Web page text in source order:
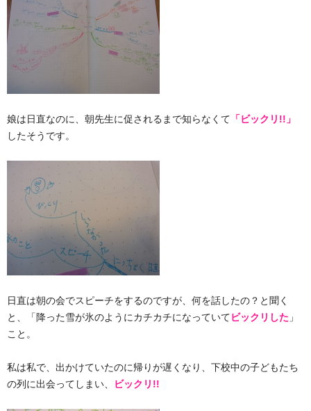
娘は日直なのに、朝先生に促されるまで知らなくて 「ビックリ!!」
したそうです。
日直は朝の会でスピーチをするのですが、何を話したの？と聞く
と、「降った雪が氷のようにカチカチになっていてビックリした 」
こと。
私は私で、出かけていたのに帰りが遅くなり、下校中の子どもたち
の列に出会ってしまい、
ビックリ!!